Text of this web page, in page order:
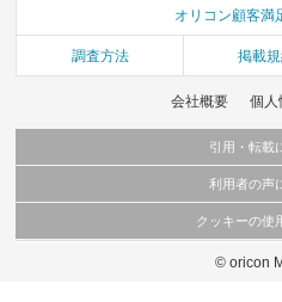
オリコン顧客満
調査方法 掲載
会社概要 個人
引用・転載
当サイトで公開されている情報（文字、写真
これらの情報を権利者の許可なく無断転載・
利用者の声
当サイトに掲載している内容はすべてサービ
弊社の見解・ 意見ではないことをご理解いた
クッキーの使
このサイトでは Cookie を使用して、ユーザ
© oricon